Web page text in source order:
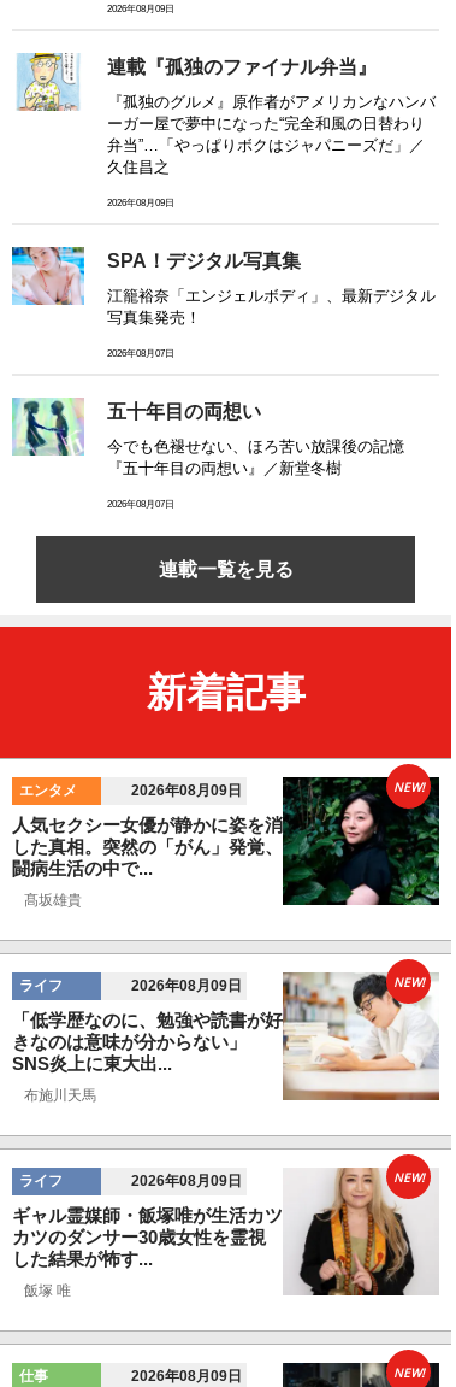
2026年08月09日
連載『孤独のファイナル弁当』
『孤独のグルメ』原作者がアメリカンなハンバ
ーガー屋で夢中になった“完全和風の日替わり
弁当”…「やっぱりボクはジャパニーズだ」／
久住昌之
2026年08月09日
SPA！デジタル写真集
江籠裕奈「エンジェルボディ」、最新デジタル
写真集発売！
2026年08月07日
五十年目の両想い
今でも色褪せない、ほろ苦い放課後の記憶
『五十年目の両想い』／新堂冬樹
2026年08月07日
連載一覧を見る
新着記事
エンタメ 2026年08月09日
人気セクシー女優が静かに姿を消
した真相。突然の「がん」発覚、
闘病生活の中で...
髙坂雄貴
NEW!
ライフ 2026年08月09日
「低学歴なのに、勉強や読書が好
きなのは意味が分からない」
SNS炎上に東大出...
布施川天馬
NEW!
ライフ 2026年08月09日
ギャル霊媒師・飯塚唯が生活カツ
カツのダンサー30歳女性を霊視
した結果が怖す...
飯塚 唯
NEW!
仕事 2026年08月09日 NEW!